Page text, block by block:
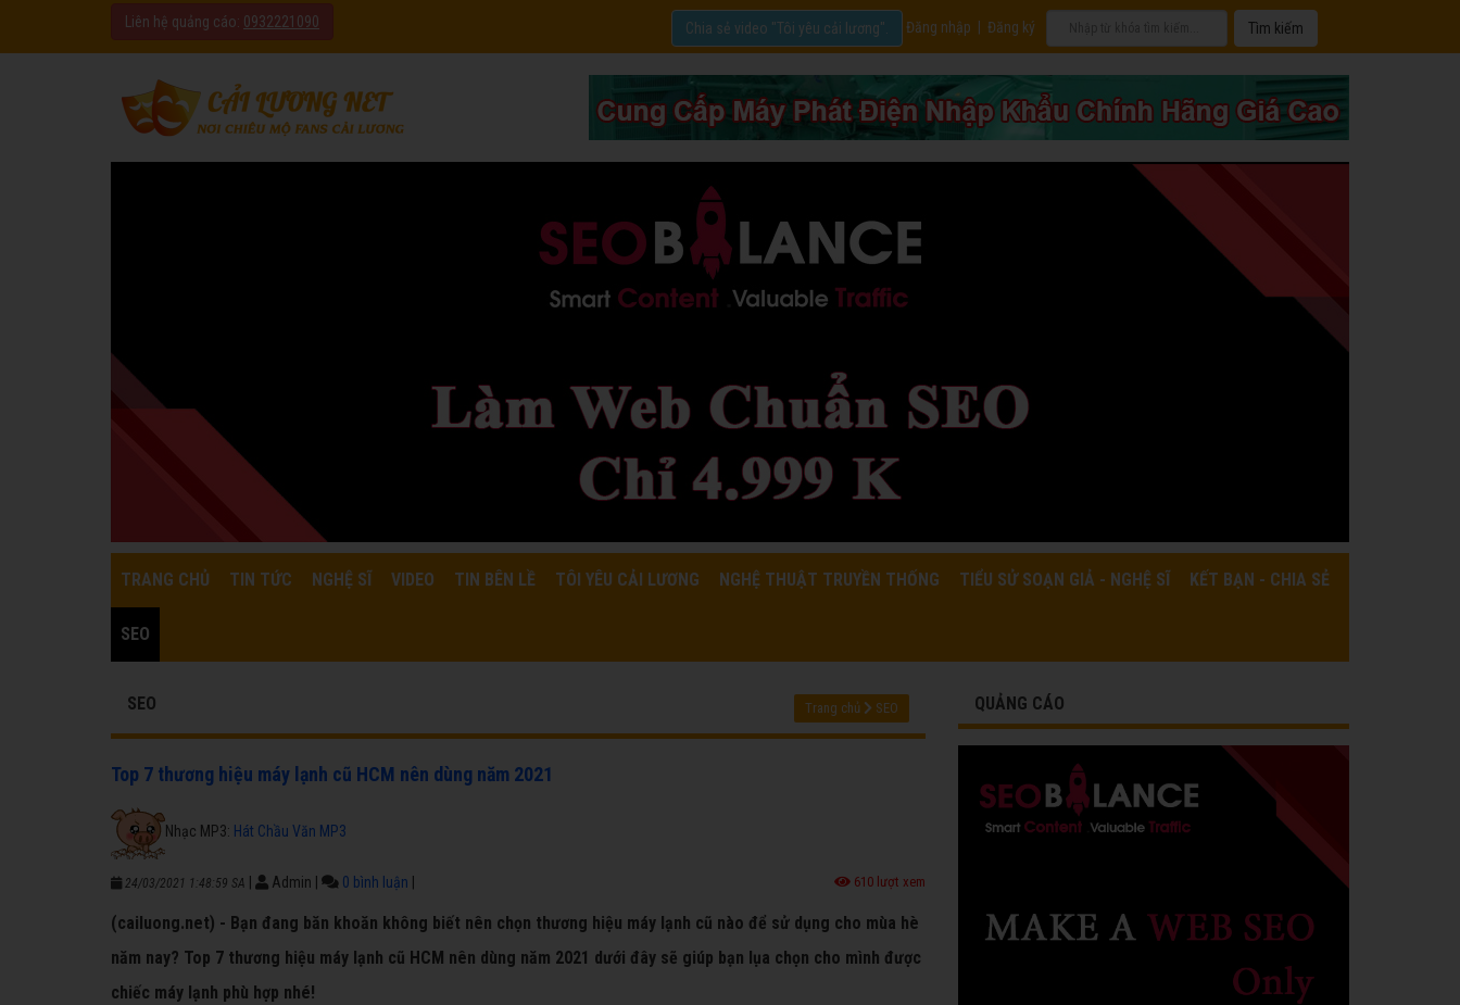
Liên hệ quảng cáo: 0932221090 Đăng nhập Đăng ký
Chia sẻ video "Tôi yêu cải lương".
TRANG CHỦ TIN TỨC NGHỆ SĨ VIDEO TIN BÊN LỀ TÔI YÊU CẢI LƯƠNG NGHỆ THUẬT TRUYỀN THỐNG TIỂU SỬ SOẠN GIẢ - NGHỆ SĨ KẾT BẠN - CHIA SẺ
SEO
SEO Trang chủ SEO
Top 7 thương hiệu máy lạnh cũ HCM nên dùng năm 2021
Nhạc MP3: Hát Chầu Văn MP3
24/03/2021 1:48:59 SA Admin 0 bình luận 610 lượt xem
(cailuong.net) - Bạn đang băn khoăn không biết nên chọn thương hiệu máy lạnh cũ nào để sử dụng cho mùa hè
năm nay? Top 7 thương hiệu máy lạnh cũ HCM nên dùng năm 2021 dưới đây sẽ giúp bạn lụa chọn cho mình được
chiếc máy lạnh phù hợp nhé!
QUẢNG CÁO